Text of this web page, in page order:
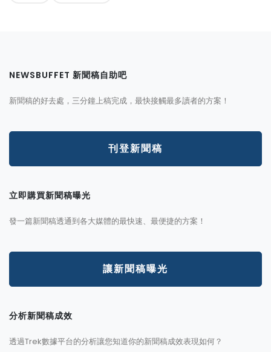
NEWSBUFFET 新聞稿自助吧
新聞稿的好去處，三分鐘上稿完成，最快接觸最多讀者的方案！
刊登新聞稿
立即購買新聞稿曝光
發一篇新聞稿透通到各大媒體的最快速、最便捷的方案！
讓新聞稿曝光
分析新聞稿成效
透過Trek數據平台的分析讓您知道你的新聞稿成效表現如何？